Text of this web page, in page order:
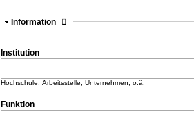
Ausblenden
Information
Institution
Hochschule, Arbeitsstelle, Unternehmen, o.ä.
Funktion